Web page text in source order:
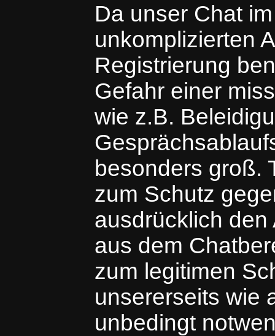
Da unser Chat
unkomplizierten
Registrierung
Gefahr einer
wie z.B.
besonders groß.
zum Schutz
ausdrücklich
aus dem
zum legitimen
unsererseits wie
unbedingt